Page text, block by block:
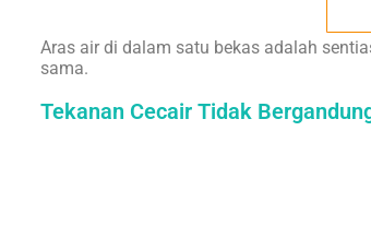
Aras air di dalam satu bekas adalah
sama.
Tekanan Cecair Tidak